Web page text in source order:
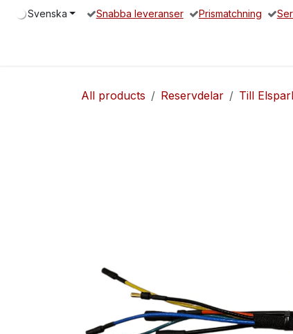
Hoppa till innehåll
Svenska Snabba leveranser Prismatchning
All products Reservdelar Till